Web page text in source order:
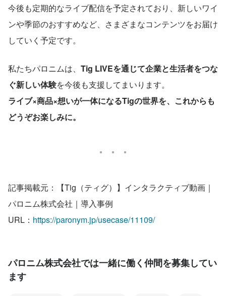
今後も定期的なライブ配信を予定されており、新しいワイ
ンや季節のおすすめなど、さまざまなコンテンツをお届け
していく予定です。
私たちパロニムは、 Tig LIVEを通じて企業と生活者をつな
ぐ新しい体験を今後も支援してまいります。
ライブ×商品×想いが一体になるTigの世界を、これからも
どうぞお楽しみに。
記事掲載元：【Tig（ティグ）】インタラクティブ動画｜
パロニム株式会社｜導入事例
URL： https://paronym.jp/usecase/11109/
パロニム株式会社では一緒に働く仲間を募集してい
ます